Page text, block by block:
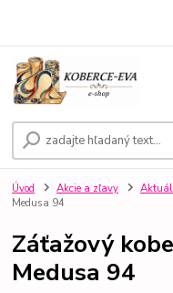
Úvod Akcie a zľavy
Medusa 94
Záťažový
Medusa 94